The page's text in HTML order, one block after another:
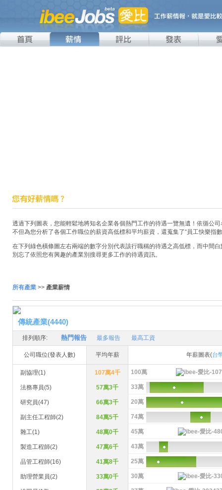
透過下列圖表，您能輕鬆地將知名企業各個熱門工作的待遇一覽無遺！依循公
不但為您分析了各個工作職位的薪資高低標和平均薪資，還蒐集了“員工快樂指
在下列綠色橫條圖左右兩端的數字分別代表該行職稱的待遇之高低標，而中間
別忘了依照您有興趣的產業別搜尋更多工作的待遇資訊。
所有產業 >> 產業薪情
傳統產業(4440)
排列順序: 熱門報告 最多報告 最高工資
公司職位(發表人數) 平均年薪 年薪圖表(台
副協理(1) 107萬4千 100萬
法務專員(5) 57萬3千 33萬
研究員(47) 66萬3千 20萬
副主任工程師(2) 84萬5千 74萬
雜工(1) 48萬0千 45萬
製造工程師(2) 47萬6千 43萬
品管工程師(16) 41萬8千 25萬
助理營業員(2) 33萬0千 30萬